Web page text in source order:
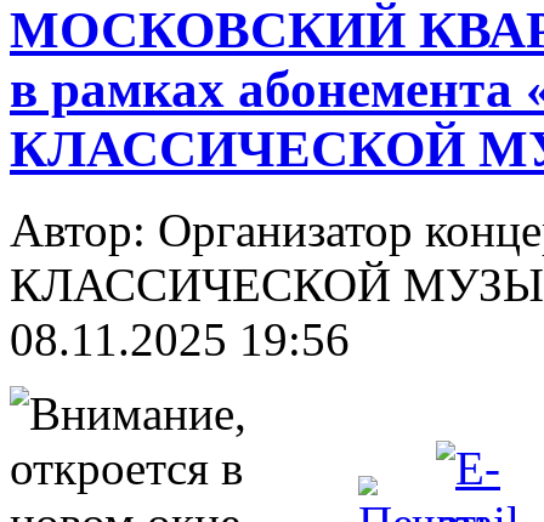
МОСКОВСКИЙ
в рамках
КЛАССИЧЕСКОЙ
Автор: Организатор
КЛАССИЧЕСКОЙ
08.11.2025 19:56